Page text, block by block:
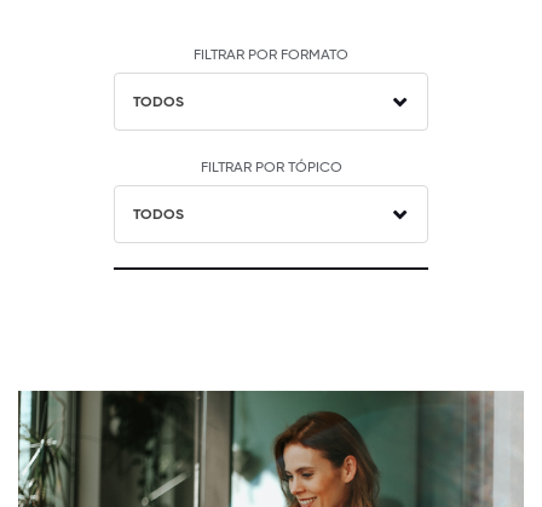
FILTRAR POR FORMATO
TODOS
FILTRAR POR TÓPICO
TODOS